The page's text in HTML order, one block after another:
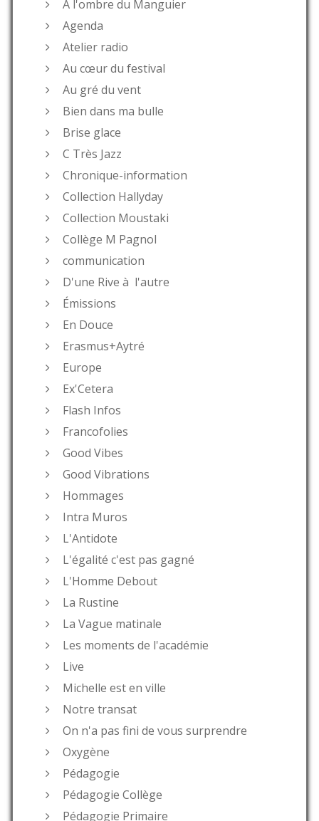
A l'ombre du Manguier
Agenda
Atelier radio
Au cœur du festival
Au gré du vent
Bien dans ma bulle
Brise glace
C Très Jazz
Chronique-information
Collection Hallyday
Collection Moustaki
Collège M Pagnol
communication
D'une Rive à l'autre
Émissions
En Douce
Erasmus+Aytré
Europe
Ex'Cetera
Flash Infos
Francofolies
Good Vibes
Good Vibrations
Hommages
Intra Muros
L'Antidote
L'égalité c'est pas gagné
L'Homme Debout
La Rustine
La Vague matinale
Les moments de l'académie
Live
Michelle est en ville
Notre transat
On n'a pas fini de vous surprendre
Oxygène
Pédagogie
Pédagogie Collège
Pédagogie Primaire